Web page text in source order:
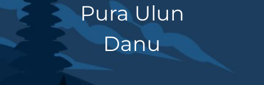
Pura Ulun
Danu